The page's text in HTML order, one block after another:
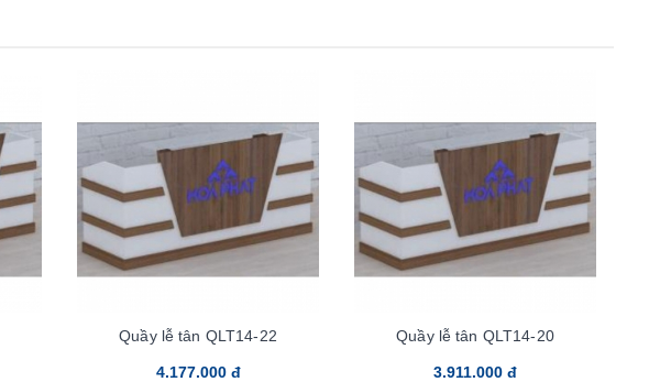
Quầy lễ tân QLT14-22
4.177.000 đ
Quầy lễ tân QLT14-20
3.911.000 đ